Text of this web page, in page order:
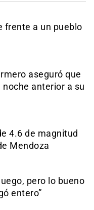
frente a un pueblo
aseguró que
noche anterior a su
4.6 de magnitud
Mendoza
pero lo bueno
entero”